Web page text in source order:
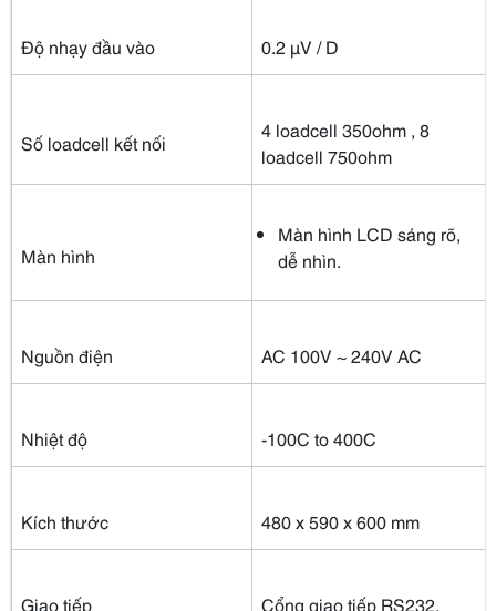
Độ nhạy đầu vào 0.2 μV / D
Số loadcell kết nối
4 loadcell 350ohm , 8
loadcell 750ohm
Màn hình
Màn hình LCD sáng rõ,
dễ nhìn.
Nguồn điện AC 100V ~ 240V AC
Nhiệt độ -100C to 400C
Kích thước 480 x 590 x 600 mm
Giao tiếp Cổng giao tiếp RS232,